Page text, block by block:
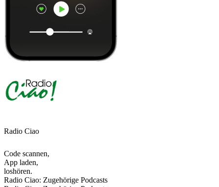
Radio Ciao
Code scannen,
App laden,
loshören.
Radio Ciao: Zugehörige Podcasts